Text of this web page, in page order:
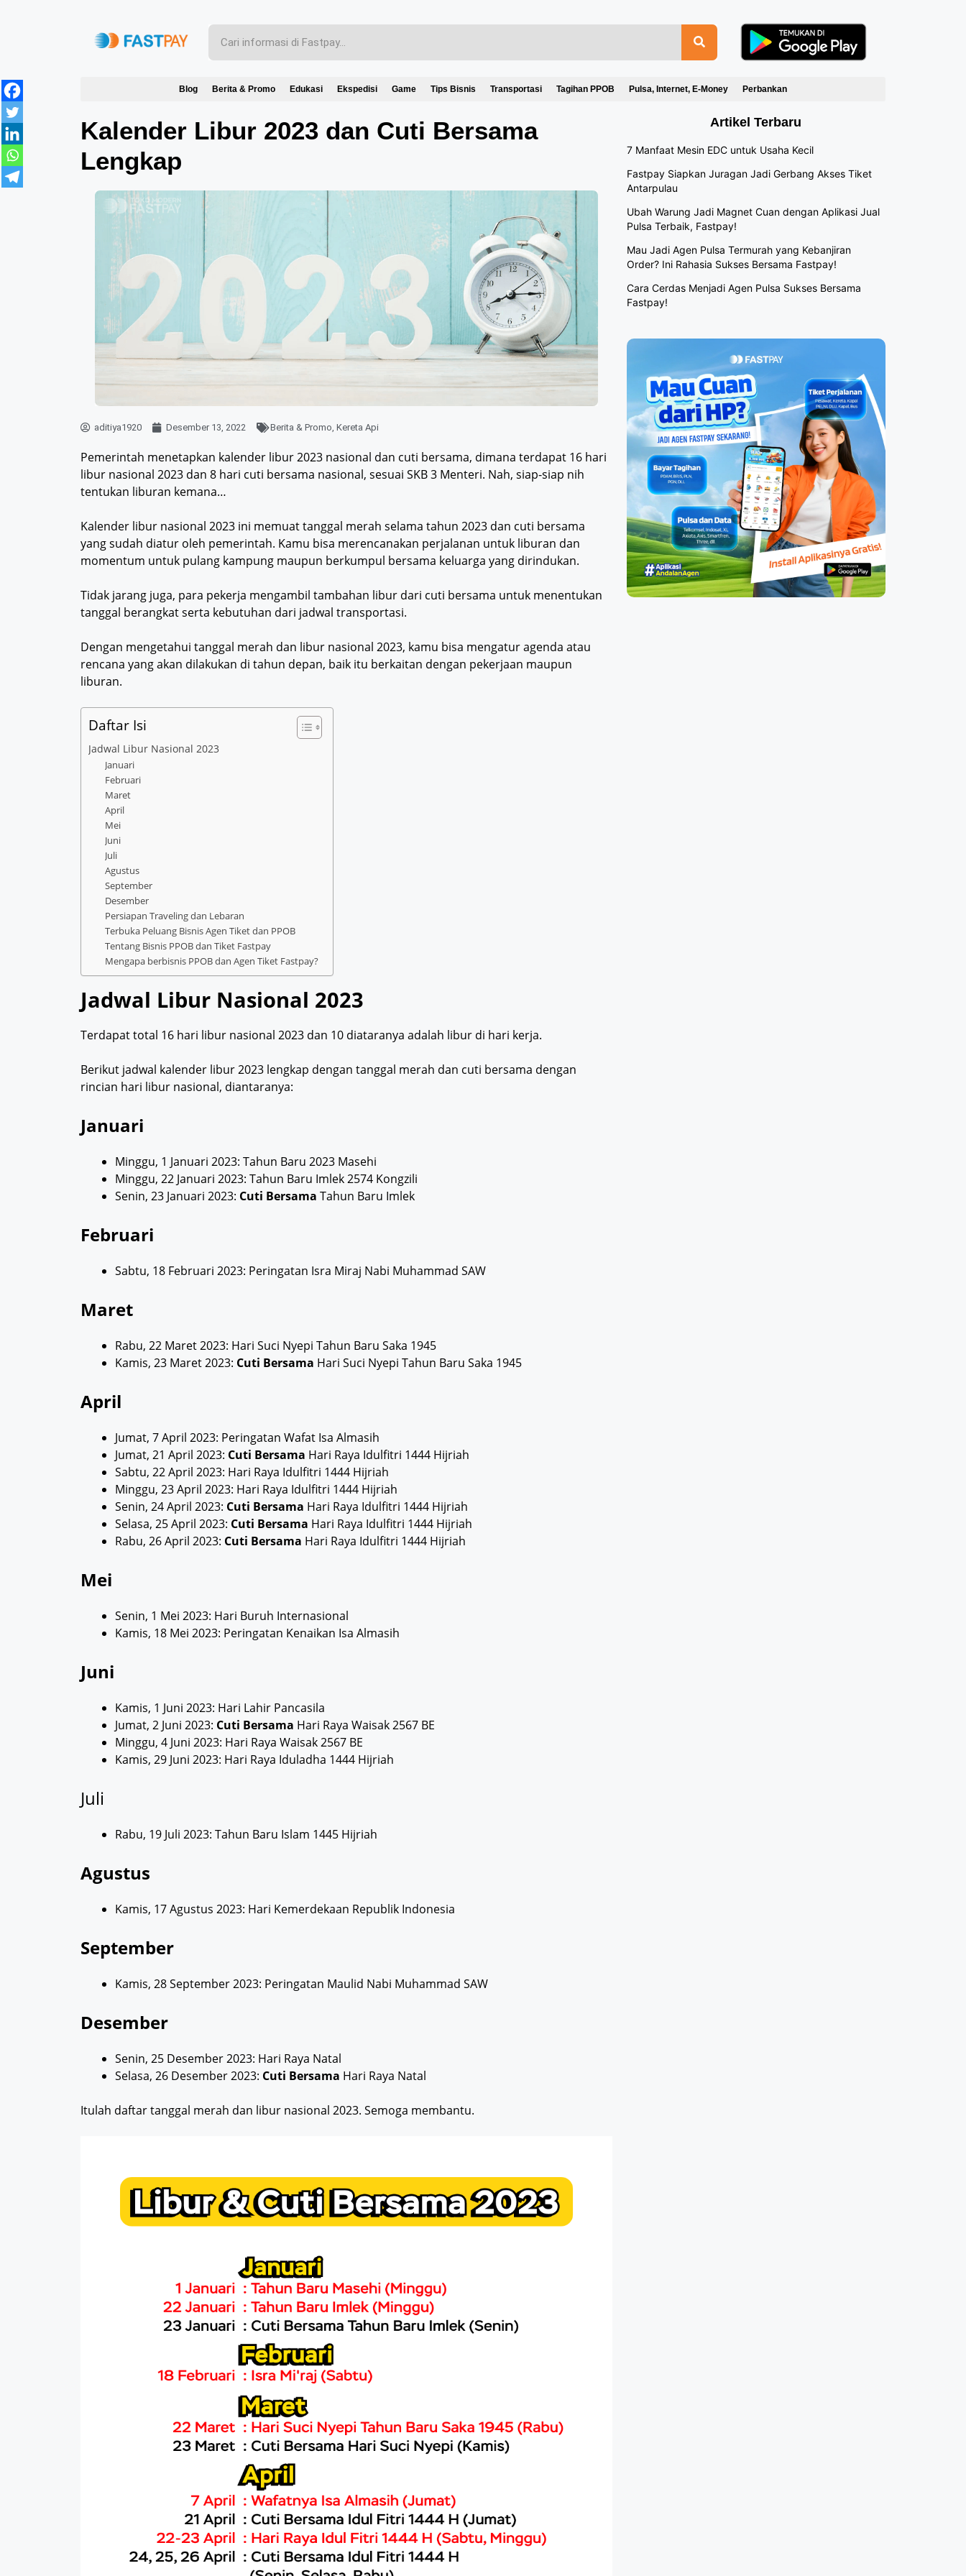
Blog Berita & Promo Edukasi Ekspedisi Game Tips Bisnis Transportasi Tagihan PPOB Pulsa, Internet, E-Money Perbankan
Kalender Libur 2023 dan Cuti Bersama
Lengkap
aditiya1920 Desember 13, 2022 Berita & Promo, Kereta Api
Pemerintah menetapkan kalender libur 2023 nasional dan cuti bersama, dimana terdapat 16 hari
libur nasional 2023 dan 8 hari cuti bersama nasional, sesuai SKB 3 Menteri. Nah, siap-siap nih
tentukan liburan kemana…
Kalender libur nasional 2023 ini memuat tanggal merah selama tahun 2023 dan cuti bersama
yang sudah diatur oleh pemerintah. Kamu bisa merencanakan perjalanan untuk liburan dan
momentum untuk pulang kampung maupun berkumpul bersama keluarga yang dirindukan.
Tidak jarang juga, para pekerja mengambil tambahan libur dari cuti bersama untuk menentukan
tanggal berangkat serta kebutuhan dari jadwal transportasi.
Dengan mengetahui tanggal merah dan libur nasional 2023, kamu bisa mengatur agenda atau
rencana yang akan dilakukan di tahun depan, baik itu berkaitan dengan pekerjaan maupun
liburan.
Daftar Isi
Jadwal Libur Nasional 2023
Januari
Februari
Maret
April
Mei
Juni
Juli
Agustus
September
Desember
Persiapan Traveling dan Lebaran
Terbuka Peluang Bisnis Agen Tiket dan PPOB
Tentang Bisnis PPOB dan Tiket Fastpay
Mengapa berbisnis PPOB dan Agen Tiket Fastpay?
Jadwal Libur Nasional 2023
Terdapat total 16 hari libur nasional 2023 dan 10 diataranya adalah libur di hari kerja.
Berikut jadwal kalender libur 2023 lengkap dengan tanggal merah dan cuti bersama dengan
rincian hari libur nasional, diantaranya:
Januari
Minggu, 1 Januari 2023: Tahun Baru 2023 Masehi
Minggu, 22 Januari 2023: Tahun Baru Imlek 2574 Kongzili
Senin, 23 Januari 2023: Cuti Bersama Tahun Baru Imlek
Februari
Sabtu, 18 Februari 2023: Peringatan Isra Miraj Nabi Muhammad SAW
Maret
Rabu, 22 Maret 2023: Hari Suci Nyepi Tahun Baru Saka 1945
Kamis, 23 Maret 2023: Cuti Bersama Hari Suci Nyepi Tahun Baru Saka 1945
April
Jumat, 7 April 2023: Peringatan Wafat Isa Almasih
Jumat, 21 April 2023: Cuti Bersama Hari Raya Idulfitri 1444 Hijriah
Sabtu, 22 April 2023: Hari Raya Idulfitri 1444 Hijriah
Minggu, 23 April 2023: Hari Raya Idulfitri 1444 Hijriah
Senin, 24 April 2023: Cuti Bersama Hari Raya Idulfitri 1444 Hijriah
Selasa, 25 April 2023: Cuti Bersama Hari Raya Idulfitri 1444 Hijriah
Rabu, 26 April 2023: Cuti Bersama Hari Raya Idulfitri 1444 Hijriah
Mei
Senin, 1 Mei 2023: Hari Buruh Internasional
Kamis, 18 Mei 2023: Peringatan Kenaikan Isa Almasih
Juni
Kamis, 1 Juni 2023: Hari Lahir Pancasila
Jumat, 2 Juni 2023: Cuti Bersama Hari Raya Waisak 2567 BE
Minggu, 4 Juni 2023: Hari Raya Waisak 2567 BE
Kamis, 29 Juni 2023: Hari Raya Iduladha 1444 Hijriah
Juli
Rabu, 19 Juli 2023: Tahun Baru Islam 1445 Hijriah
Agustus
Kamis, 17 Agustus 2023: Hari Kemerdekaan Republik Indonesia
September
Kamis, 28 September 2023: Peringatan Maulid Nabi Muhammad SAW
Desember
Senin, 25 Desember 2023: Hari Raya Natal
Selasa, 26 Desember 2023: Cuti Bersama Hari Raya Natal
Itulah daftar tanggal merah dan libur nasional 2023. Semoga membantu.
Artikel Terbaru
7 Manfaat Mesin EDC untuk Usaha Kecil
Fastpay Siapkan Juragan Jadi Gerbang Akses Tiket
Antarpulau
Ubah Warung Jadi Magnet Cuan dengan Aplikasi Jual
Pulsa Terbaik, Fastpay!
Mau Jadi Agen Pulsa Termurah yang Kebanjiran
Order? Ini Rahasia Sukses Bersama Fastpay!
Cara Cerdas Menjadi Agen Pulsa Sukses Bersama
Fastpay!